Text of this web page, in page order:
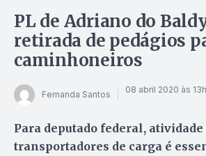
PL de Adriano do
retirada de pedágios
caminhoneiros
Fernanda Santos 08 abril 2020 às
Para deputado federal, atividade
transportadores de carga é